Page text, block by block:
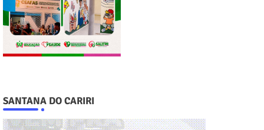
SANTANA DO CARIRI